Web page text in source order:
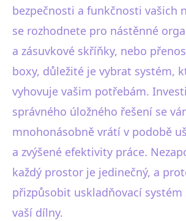
bezpečnosti a funkčnosti vašich
se rozhodnete pro nástěnné
a zásuvkové skříňky, nebo
boxy, důležité je vybrat systém,
vyhovuje vašim potřebám.
správného úložného řešení se
mnohonásobně vrátí v podobě
a zvýšené efektivity práce.
každý prostor je jedinečný, a
přizpůsobit uskladňovací
vaší dílny.